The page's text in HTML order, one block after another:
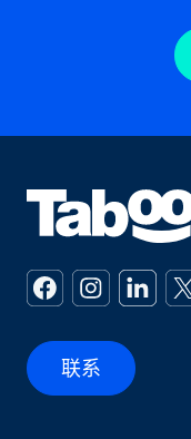
联系